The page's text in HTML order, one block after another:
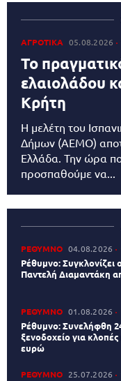
ΑΓΡΟΤΙΚΑ 05.08.2026
Το
ελαιολάδου
Κρήτη
Η μελέτη του
Δήμων (AEMO)
Ελλάδα. Την ώρα
προσπαθούμε να...
ΡΕΘΥΜΝΟ 04.08.2026
Ρέθυμνο: Συγκλονίζει
Παντελή Διαμαντάκη
ΡΕΘΥΜΝΟ 01.08.2026
Ρέθυμνο: Συνελήφθη
ξενοδοχείο για
ευρώ
ΡΕΘΥΜΝΟ 25.07.2026